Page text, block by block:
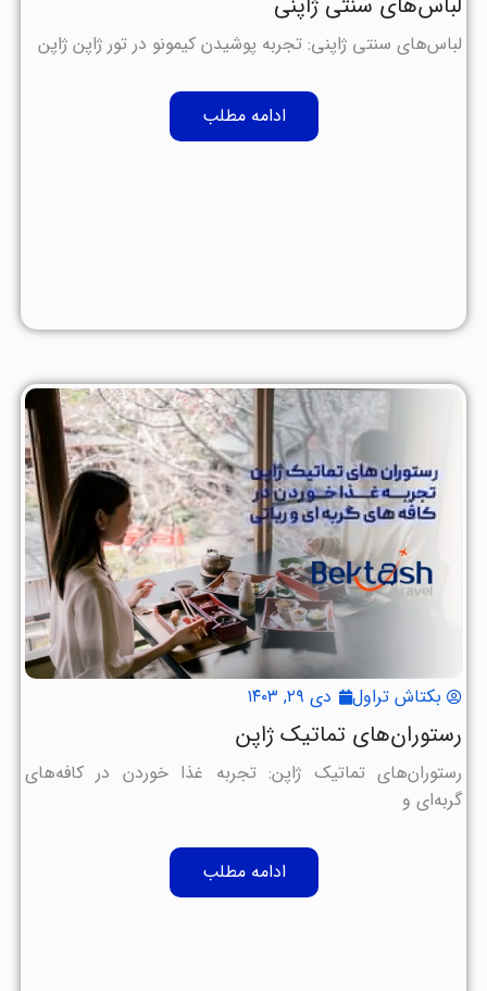
لباس‌های سنتی ژاپنی: تجربه پوشیدن کیمونو در تور ژاپن ژاپن
ادامه مطلب
بکتاش تراول دی ۲۹, ۱۴۰۳
رستوران‌های تماتیک ژاپن
رستوران‌های تماتیک ژاپن: تجربه غذا خوردن در کافه‌های
گربه‌ای و
ادامه مطلب